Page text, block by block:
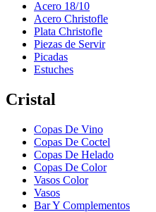
Acero 18/10
Acero Christofle
Plata Christofle
Piezas de Servir
Picadas
Estuches
Cristal
Copas De Vino
Copas De Coctel
Copas De Helado
Copas De Color
Vasos Color
Vasos
Bar Y Complementos